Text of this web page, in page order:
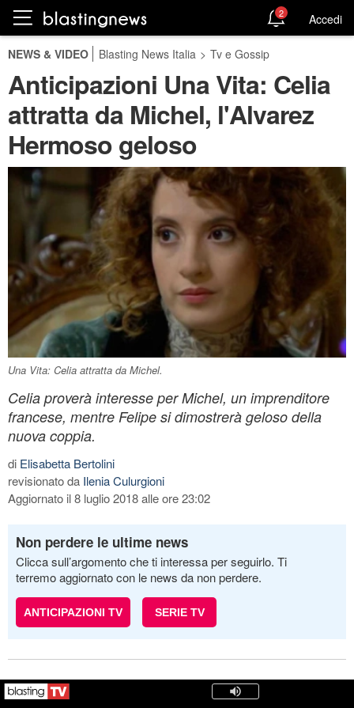
2 Accedi
NEWS & VIDEO Blasting News Italia > Tv e Gossip
Anticipazioni Una Vita: Celia
attratta da Michel, l'Alvarez
Hermoso geloso
Una Vita: Celia attratta da Michel.
Celia proverà interesse per Michel, un imprenditore
francese, mentre Felipe si dimostrerà geloso della
nuova coppia.
di Elisabetta Bertolini
revisionato da Ilenia Culurgioni
Aggiornato il 8 luglio 2018 alle ore 23:02
Non perdere le ultime news
Clicca sull’argomento che ti interessa per seguirlo. Ti
terremo aggiornato con le news da non perdere.
ANTICIPAZIONI TV SERIE TV